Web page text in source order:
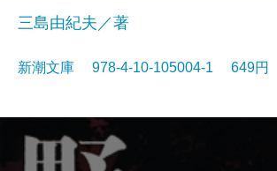
三島由紀夫／著
新潮文庫 978-4-10-105004-1 649円